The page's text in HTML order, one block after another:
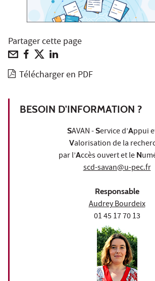
Partager cette page
Télécharger en PDF
BESOIN D'INFORMATION ?
SAVAN -Service d’Appui
Valorisation de la
par l’Accès ouvert et le N
scd-savan@u-pec.fr
Responsable
Audrey Bourdeix
01 45 17 70 13